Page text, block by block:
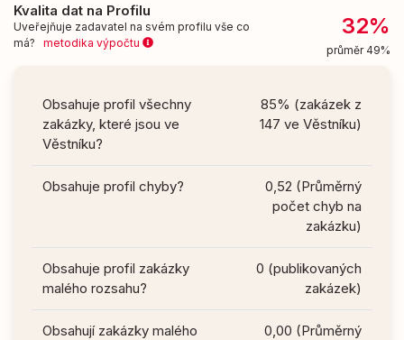
Kvalita dat na Profilu
Uveřejňuje zadavatel na svém profilu vše co
má? metodika výpočtu
32%
průměr 49%
Obsahuje profil všechny
zakázky, které jsou ve
Věstníku?
85% (zakázek z
147 ve Věstníku)
Obsahuje profil chyby?
0,52 (Průměrný
počet chyb na
zakázku)
Obsahuje profil zakázky
malého rozsahu?
0 (publikovaných
zakázek)
Obsahují zakázky malého
0,00 (Průměrný